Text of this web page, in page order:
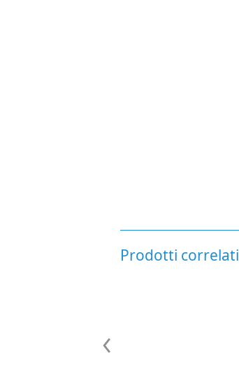
Prodotti correlati